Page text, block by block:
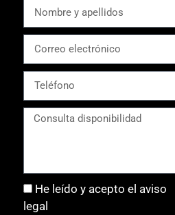
He leído y acepto el aviso
legal